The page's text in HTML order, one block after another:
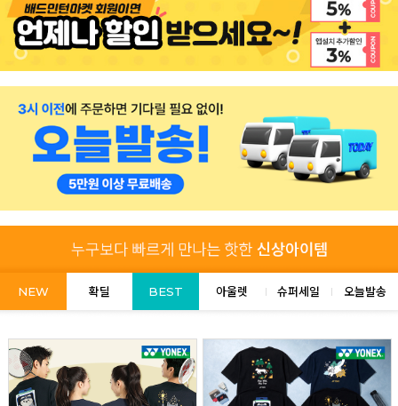
NEW 확딜 BEST 아울렛 슈퍼세일 오늘발송